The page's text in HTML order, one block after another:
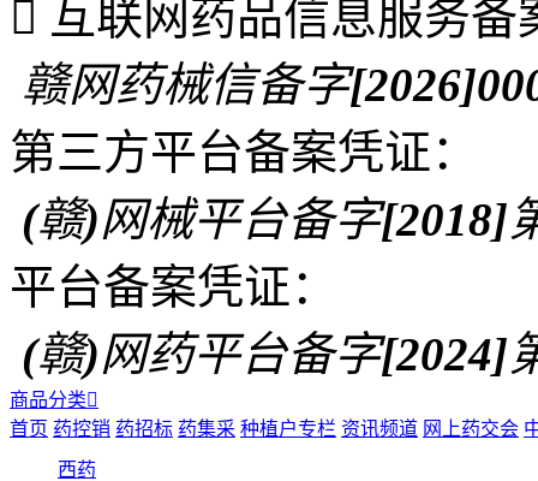
 互联网药品信息服务备
赣网药械信备字
第三方平台备案凭证：
(赣)网械平台备字[2018]
平台备案凭证：
(赣)网药平台备字[2024]
商品分类
首页 药控销 药招标 药集采 种植户专栏 资讯频道 网上药交会
西药